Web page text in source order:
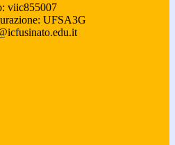
viic855007
UFSA3G